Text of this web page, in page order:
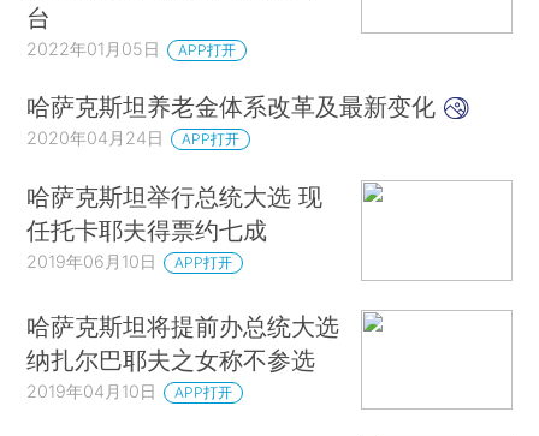
台
2022年01月05日 APP打开
哈萨克斯坦养老金体系改革及最新变化
2020年04月24日 APP打开
哈萨克斯坦举行总统大选 现
任托卡耶夫得票约七成
2019年06月10日 APP打开
哈萨克斯坦将提前办总统大选
纳扎尔巴耶夫之女称不参选
2019年04月10日 APP打开